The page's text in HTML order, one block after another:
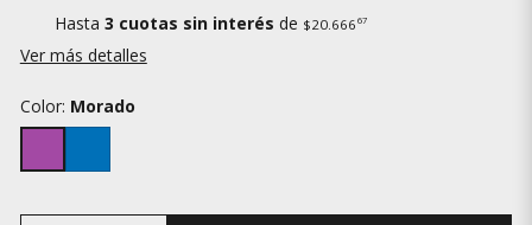
Hasta 3 cuotas sin interés de $20.666 67
Ver más detalles
Color: Morado